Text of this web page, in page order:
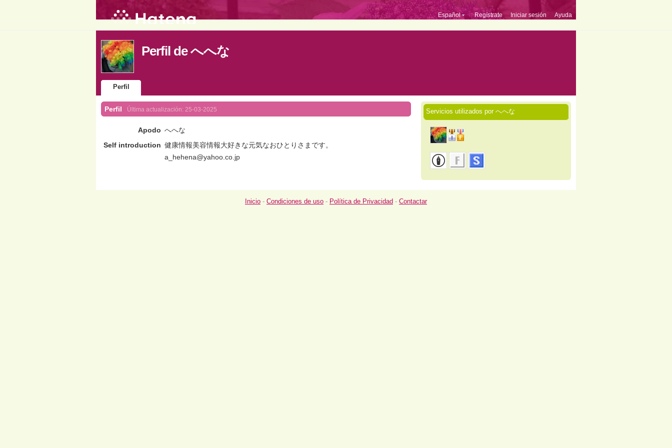
Español Regístrate Iniciar sesión Ayuda
Perfil de へへな
Perfil
Perfil Última actualización: 25-03-2025
Apodo へへな
Self introduction 健康情報美容情報大好きな元気なおひとりさまです。
a_hehena@yahoo.co.jp
Servicios utilizados por へへな
Inicio - Condiciones de uso - Política de Privacidad - Contactar